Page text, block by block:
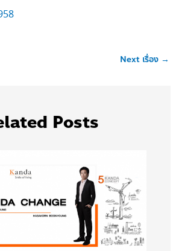
Next เรื่อง →
Posts